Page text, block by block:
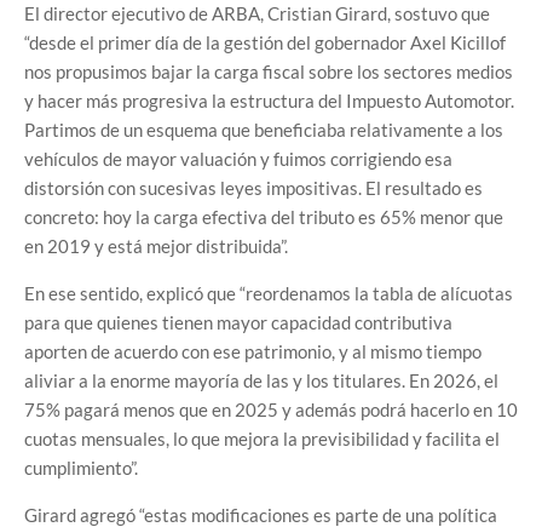
El director ejecutivo de ARBA, Cristian Girard, sostuvo que
“desde el primer día de la gestión del gobernador Axel Kicillof
nos propusimos bajar la carga fiscal sobre los sectores medios
y hacer más progresiva la estructura del Impuesto Automotor.
Partimos de un esquema que beneficiaba relativamente a los
vehículos de mayor valuación y fuimos corrigiendo esa
distorsión con sucesivas leyes impositivas. El resultado es
concreto: hoy la carga efectiva del tributo es 65% menor que
en 2019 y está mejor distribuida”.
En ese sentido, explicó que “reordenamos la tabla de alícuotas
para que quienes tienen mayor capacidad contributiva
aporten de acuerdo con ese patrimonio, y al mismo tiempo
aliviar a la enorme mayoría de las y los titulares. En 2026, el
75% pagará menos que en 2025 y además podrá hacerlo en 10
cuotas mensuales, lo que mejora la previsibilidad y facilita el
cumplimiento”.
Girard agregó “estas modificaciones es parte de una política